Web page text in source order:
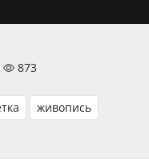
873
живопись